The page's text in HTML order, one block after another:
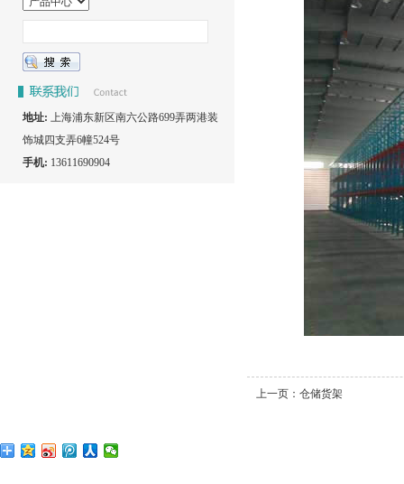
地址: 上海浦东新区南六公路699弄两港装
饰城四支弄6幢524号
手机: 13611690904
上一页： 仓储货架